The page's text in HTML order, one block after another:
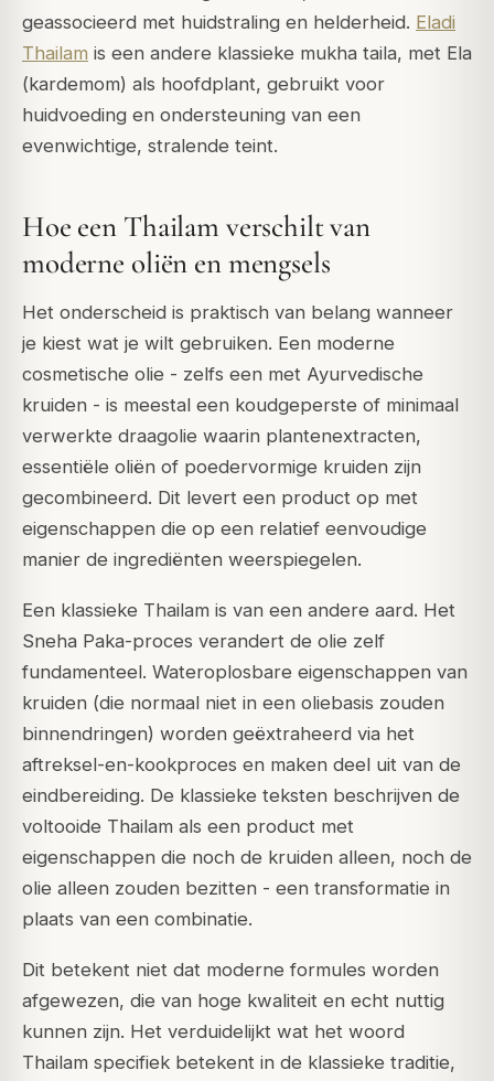
geassocieerd met huidstraling en helderheid. Eladi
Thailam is een andere klassieke mukha taila, met Ela
(kardemom) als hoofdplant, gebruikt voor
huidvoeding en ondersteuning van een
evenwichtige, stralende teint.
Hoe een Thailam verschilt van
moderne oliën en mengsels
Het onderscheid is praktisch van belang wanneer
je kiest wat je wilt gebruiken. Een moderne
cosmetische olie - zelfs een met Ayurvedische
kruiden - is meestal een koudgeperste of minimaal
verwerkte draagolie waarin plantenextracten,
essentiële oliën of poedervormige kruiden zijn
gecombineerd. Dit levert een product op met
eigenschappen die op een relatief eenvoudige
manier de ingrediënten weerspiegelen.
Een klassieke Thailam is van een andere aard. Het
Sneha Paka-proces verandert de olie zelf
fundamenteel. Wateroplosbare eigenschappen van
kruiden (die normaal niet in een oliebasis zouden
binnendringen) worden geëxtraheerd via het
aftreksel-en-kookproces en maken deel uit van de
eindbereiding. De klassieke teksten beschrijven de
voltooide Thailam als een product met
eigenschappen die noch de kruiden alleen, noch de
olie alleen zouden bezitten - een transformatie in
plaats van een combinatie.
Dit betekent niet dat moderne formules worden
afgewezen, die van hoge kwaliteit en echt nuttig
kunnen zijn. Het verduidelijkt wat het woord
Thailam specifiek betekent in de klassieke traditie,